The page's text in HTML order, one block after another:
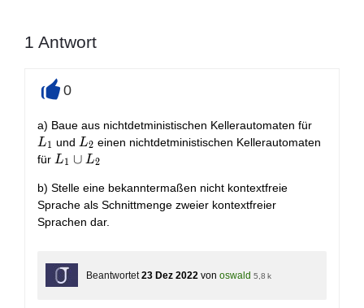
1 Antwort
0
a) Baue aus nichtdetministischen Kellerautomaten für
L1 und L_2
L2 einen nichtdetministischen Kellerautomaten
für L_1\cup
L1 ∪ L2
b) Stelle eine bekanntermaßen nicht kontextfreie
Sprache als Schnittmenge zweier kontextfreier
Sprachen dar.
Beantwortet 23 Dez 2022 von oswald 5,8 k